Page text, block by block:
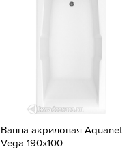
Ванна акриловая Aquanet
Vega 190х100